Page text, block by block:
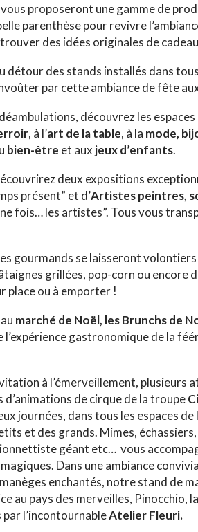
proposeront une gamme de
parenthèse pour revivre
des idées originales de
détour des stands installés dans
par cette ambiance de fête
découvrez les espaces
, à l’art de la table, à la mode,
bien-être et aux jeux d’enfants.
deux expositions
présent” et d’Artistes peintres,
fois… les artistes”. Tous vous
gourmands se laisseront
grillées, pop-corn ou encore
place ou à emporter !
marché de Noël, les Brunchs de
gastronomique de la
à l’émerveillement, plusieurs
d’animations de cirque de la troupe
journées, dans tous les espaces
et des grands. Mimes,
géant etc… vous
Dans une ambiance
enchantés, notre stand de
au pays des merveilles, Pinocchio,
l’incontournableAtelier Fleuri.